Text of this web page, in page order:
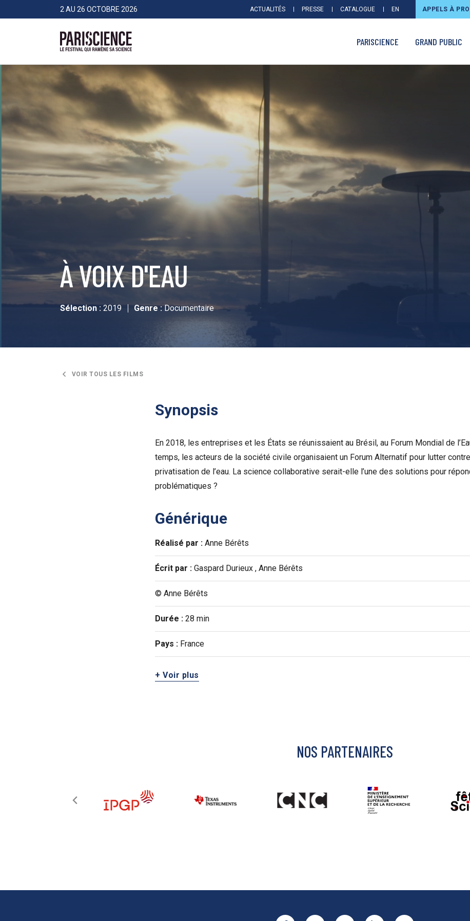
>Aller au contenu2 AU 26 OCTOBRE 2026 ACTUALITÉS PRESSE CATALOGUE EN APPELS À
PARISCIENCE GRAND PUBLIC
À VOIX D'EAU
Sélection : 2019 Genre :Documentaire
VOIR TOUS LES FILMS
Synopsis
En 2018, les entreprises et les États se réunissaient au Brésil, au Forum Mondial de
temps, les acteurs de la société civile organisaient un Forum Alternatif pour lutter
privatisation de l’eau. La science collaborative serait-elle l’une des solutions pour
problématiques ?
Générique
Réalisé par : Anne Bérêts
Écrit par : Gaspard Durieux , Anne Bérêts
© Anne Bérêts
Durée : 28 min
Pays : France
+ Voir plus
NOS PARTENAIRES
Panneau de gestion des cookies